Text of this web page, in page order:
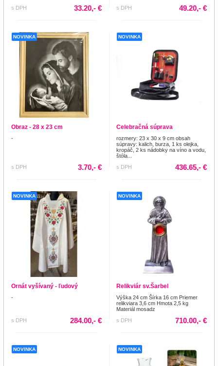
s DPH 33.20,- € s DPH 49.20,- €
NOVINKA
Obraz - 28 x 23 cm
-
s DPH 3.70,- €
NOVINKA
Celebračná súprava
rozmery: 23 x 30 x 9 cm obsah
súpravy: kalich, burza, 1 ks olejka,
kropáč, 2 ks nádobky na víno a vodu,
štóla...
s DPH
436.65,- €
NOVINKA
Ornát vyšívaný - ľudový
-
s DPH 284.00,- €
NOVINKA
Relikviár sv.Šarbel
Výška 24 cm Šírka 16 cm Priemer
relikviara 3,6 cm Hmota 2,5 kg
Materiál mosadz
s DPH
710.00,- €
NOVINKA NOVINKA